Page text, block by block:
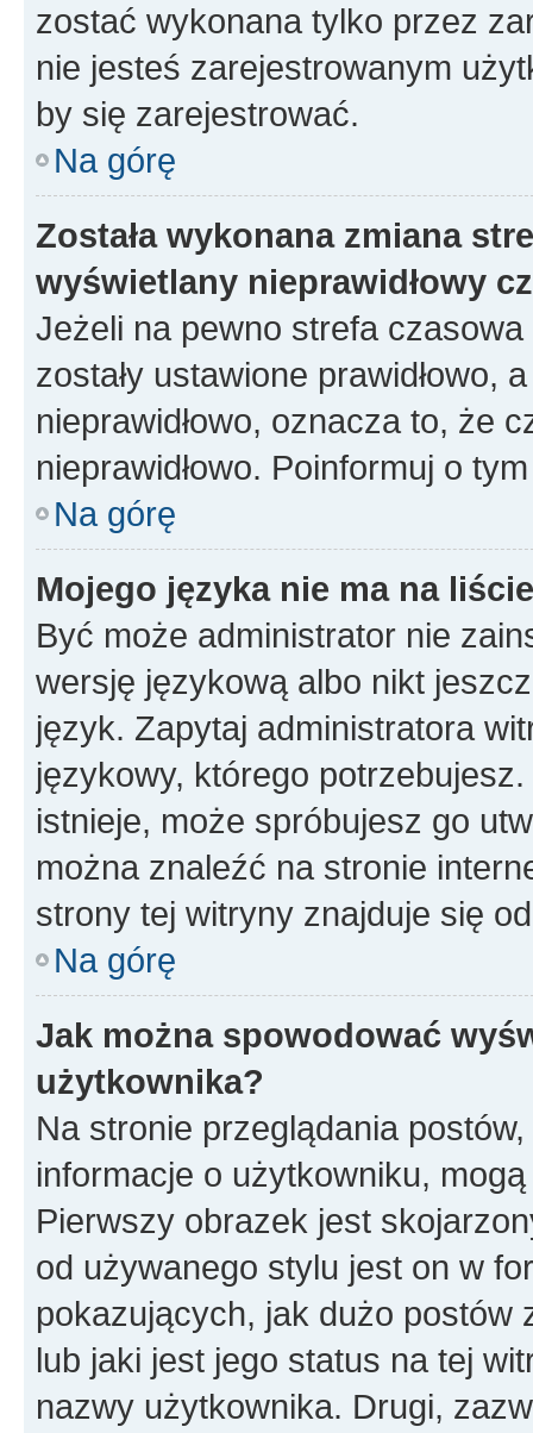
zostać wykonana tylko przez
nie jesteś zarejestrowanym
by się zarejestrować.
Na górę
Została wykonana zmiana
wyświetlany nieprawidłowy
Jeżeli na pewno strefa
zostały ustawione prawidłowo,
nieprawidłowo, oznacza to, że
nieprawidłowo. Poinformuj o
Na górę
Mojego języka nie ma na
Być może administrator nie
wersję językową albo nikt
język. Zapytaj administratora
językowy, którego
istnieje, może spróbujesz go
można znaleźć na stronie
strony tej witryny znajduje się
Na górę
Jak można spowodować
użytkownika?
Na stronie przeglądania
informacje o użytkowniku,
Pierwszy obrazek jest
od używanego stylu jest on w
pokazujących, jak dużo postów
lub jaki jest jego status na tej
nazwy użytkownika. Drugi,